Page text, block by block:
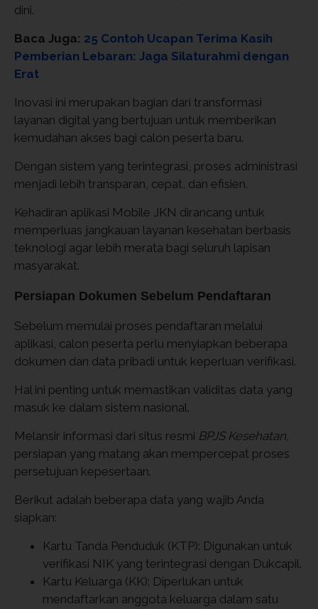
dini.
Baca Juga: 25 Contoh Ucapan Terima Kasih
Pemberian Lebaran: Jaga Silaturahmi dengan
Erat
Inovasi ini merupakan bagian dari transformasi
layanan digital yang bertujuan untuk memberikan
kemudahan akses bagi calon peserta baru.
Dengan sistem yang terintegrasi, proses administrasi
menjadi lebih transparan, cepat, dan efisien.
Kehadiran aplikasi Mobile JKN dirancang untuk
memperluas jangkauan layanan kesehatan berbasis
teknologi agar lebih merata bagi seluruh lapisan
masyarakat.
Persiapan Dokumen Sebelum Pendaftaran
Sebelum memulai proses pendaftaran melalui
aplikasi, calon peserta perlu menyiapkan beberapa
dokumen dan data pribadi untuk keperluan verifikasi.
Hal ini penting untuk memastikan validitas data yang
masuk ke dalam sistem nasional.
Melansir informasi dari situs resmi BPJS Kesehatan,
persiapan yang matang akan mempercepat proses
persetujuan kepesertaan.
Berikut adalah beberapa data yang wajib Anda
siapkan:
Kartu Tanda Penduduk (KTP): Digunakan untuk
verifikasi NIK yang terintegrasi dengan Dukcapil.
Kartu Keluarga (KK): Diperlukan untuk
mendaftarkan anggota keluarga dalam satu